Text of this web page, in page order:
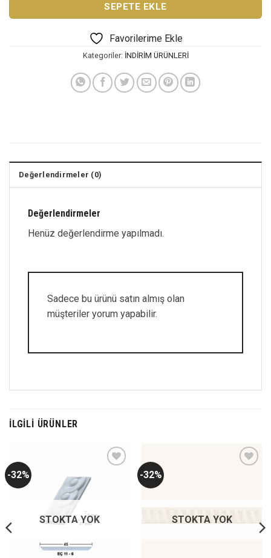
SEPETE EKLE
Favorilerime Ekle
Kategoriler: İNDİRİM ÜRÜNLERİ
Değerlendirmeler (0)
Değerlendirmeler
Henüz değerlendirme yapılmadı.
Sadece bu ürünü satın almış olan
müşteriler yorum yapabilir.
İLGILI ÜRÜNLER
-32%
STOKTA YOK
-32%
STOKTA YOK